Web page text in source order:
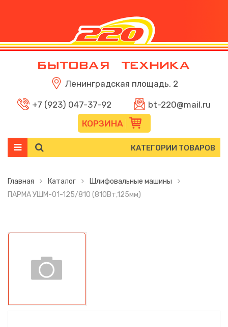
Ленинградская площадь, 2
+7 (923) 047-37-92
bt-220@mail.ru
КОРЗИНА
КАТЕГОРИИ ТОВАРОВ
Главная Каталог
Шлифовальные машины
ПАРМА УШМ-01-125/810 (810Вт,125мм)